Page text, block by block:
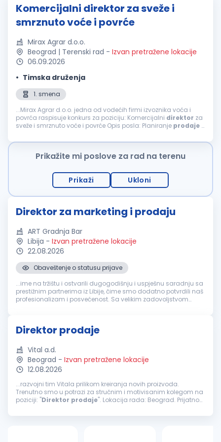
Komercijalni direktor za sveže i
smrznuto voće i povrće
Mirax Agrar d.o.o.
Beograd | Terenski rad - Izvan pretražene lokacije
06.09.2026
Timska druženja
1. smena
...Mirax Agrar d.o.o. jedna od vodećih firmi izvoznika voća i
povrća raspisuje konkurs za poziciju: Komercijalni direktor za
sveže i smrznuto voće i povrće Opis posla: Planiranje prodaje i
Prikažite mi poslove za rad na terenu
Prikaži Ukloni
Direktor za marketing i prodaju
ART Gradnja Bar
Libija - Izvan pretražene lokacije
22.08.2026
Obaveštenje o statusu prijave
...ime na tržištu i ostvarili dugogodišnju i uspješnu saradnju sa
prestižnim partnerima iz Libije, čime smo dodatno potvrdili naš
profesionalizam i posvećenost. Sa velikim zadovoljstvom
Direktor prodaje
Vital a.d.
Beograd - Izvan pretražene lokacije
12.08.2026
...razvojni tim Vitala prilikom kreiranja novih proizvoda.
Trenutno smo u potrazi za stručnim i motivisanim kolegom na
poziciji: "Direktor prodaje". Lokacija rada: Beograd. Prijatno
kompanijske pripadnosti...